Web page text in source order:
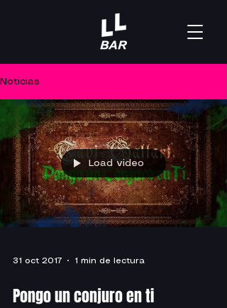
Noticias
Load video
31 oct 2017 1 min de lectura
Pongo un conjuro en ti